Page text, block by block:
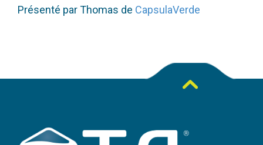
Présenté par Thomas de CapsulaVerde